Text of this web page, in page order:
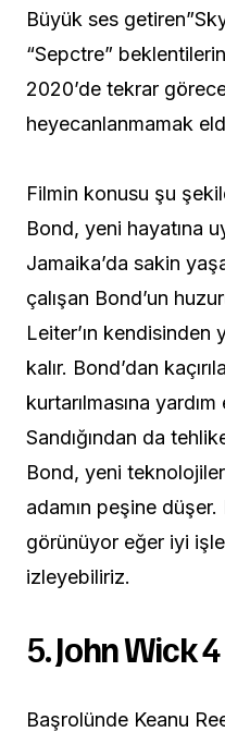
Büyük ses
“Sepctre”
2020’de tekrar
heyecanlanmamak
Filmin konusu şu
Bond, yeni hayatına
Jamaika’da sakin
çalışan Bond’un
Leiter’ın kendisinden
kalır. Bond’dan
kurtarılmasına
Sandığından da
Bond, yeni
adamın peşine
görünüyor eğer iyi
izleyebiliriz.
5.John Wick 4
Başrolünde Keanu